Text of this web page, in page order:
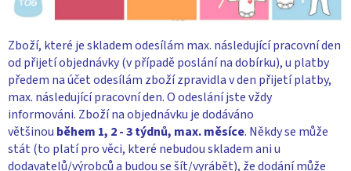
Zboží, které je skladem odesílám max. následující pracovní den
od přijetí objednávky (v případě poslání na dobírku), u platby
předem na účet odesílám zboží zpravidla v den přijetí platby,
max. následující pracovní den. O odeslání jste vždy
informováni. Zboží na objednávku je dodáváno
většinou během 1, 2 - 3 týdnů, max. měsíce. Někdy se může
stát (to platí pro věci, které nebudou skladem ani u
dodavatelů/výrobců a budou se šít/vyrábět), že dodání může